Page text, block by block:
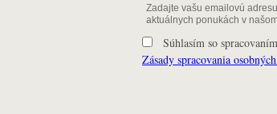
Zadajte vašu emailovú
aktuálnych ponukách v
Súhlasím so
Zásady spracovania